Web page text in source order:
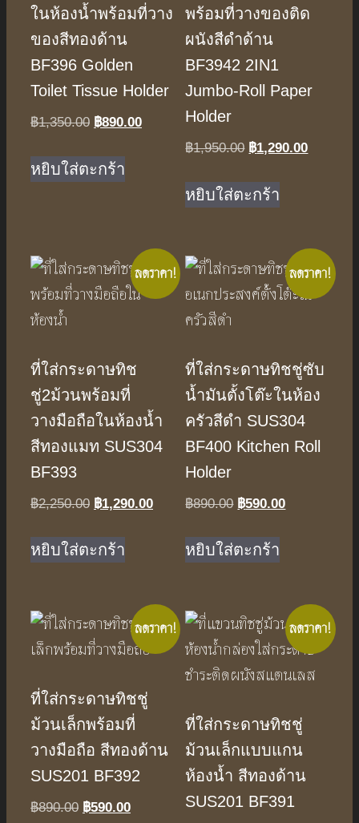
ในห้องน้ำพร้อมที่วาง
ของสีทองด้าน
BF396 Golden
Toilet Tissue Holder
฿1,350.00 Original
was:
฿1,350.00.
฿890.00Current
฿890.00.
หยิบใส่ตะกร้า
พร้อมที่วางของติด
ผนังสีดำด้าน
BF3942 2IN1
Jumbo-Roll Paper
Holder
฿1,950.00 Original
was:
฿1,950.00.
฿1,290.00Current
หยิบใส่ตะกร้า
ลดราคา!
ที่ใส่กระดาษทิช
ชู่2ม้วนพร้อมที่
วางมือถือในห้องน้ำ
สีทองแมท SUS304
BF393
฿2,250.00 Original
was:
฿2,250.00.
฿1,290.00Current
฿1,290.00.
หยิบใส่ตะกร้า
ลดราคา!
ที่ใส่กระดาษทิชชู่ซับ
น้ำมันตั้งโต๊ะในห้อง
ครัวสีดำ SUS304
BF400 Kitchen Roll
Holder
฿890.00 Original
was:
฿890.00.
฿590.00Current
หยิบใส่ตะกร้า
ลดราคา!
ที่ใส่กระดาษทิชชู่
ม้วนเล็กพร้อมที่
วางมือถือ สีทองด้าน
SUS201 BF392
฿890.00 Original
฿590.00Current
ลดราคา!
ที่ใส่กระดาษทิชชู่
ม้วนเล็กแบบแกน
ห้องน้ำ สีทองด้าน
SUS201 BF391